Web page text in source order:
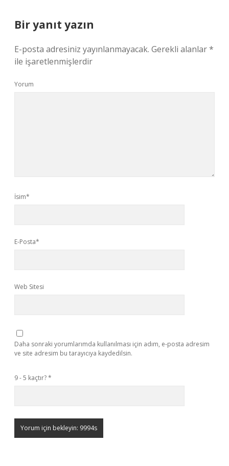
Bir yanıt yazın
E-posta adresiniz yayınlanmayacak. Gerekli alanlar*
ile işaretlenmişlerdir
Yorum
İsim*
E-Posta*
Web Sitesi
Daha sonraki yorumlarımda kullanılması için adım, e-posta adresim
ve site adresim bu tarayıcıya kaydedilsin.
9 - 5 kaçtır?*